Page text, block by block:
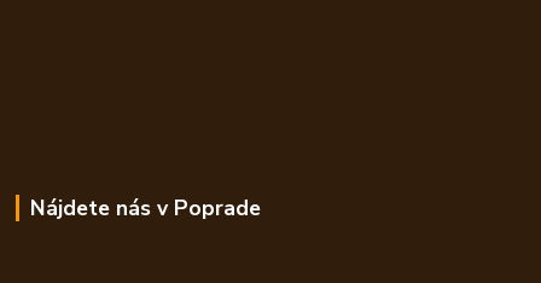
Nájdete nás v Poprade